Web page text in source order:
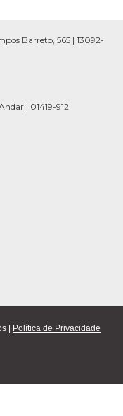
Barreto, 565 | 13092-
| 01419-912
| Política de Privacidade